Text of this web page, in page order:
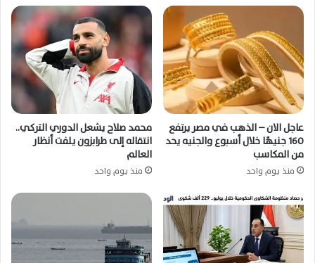
عاجل الان – الذهب في مصر يرتفع
160 جنيهًا خلال أسبوع والجنيه يحد
من المكاسب
منذ يوم واحد
محمد صلاح يشعل الدوري التركي..
انتقاله إلى طرابزون يلفت أنظار
العالم
منذ يوم واحد